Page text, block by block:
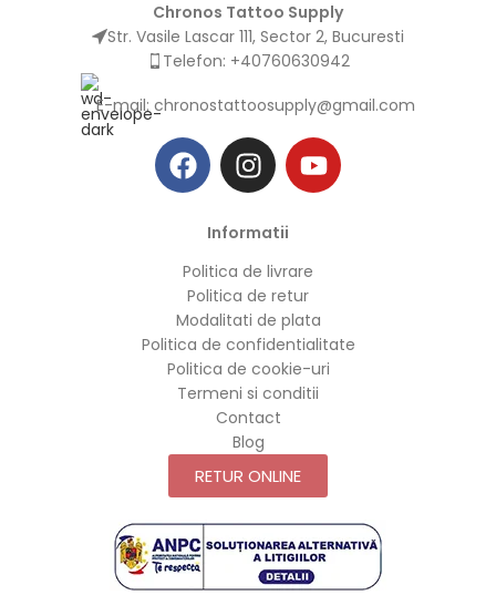
Chronos Tattoo Supply
Str. Vasile Lascar 111, Sector 2, Bucuresti
Telefon: +40760630942
E-mail:chronostattoosupply@gmail.com
Informatii
Politica de livrare
Politica de retur
Modalitati de plata
Politica de confidentialitate
Politica de cookie-uri
Termeni si conditii
Contact
Blog
RETUR ONLINE